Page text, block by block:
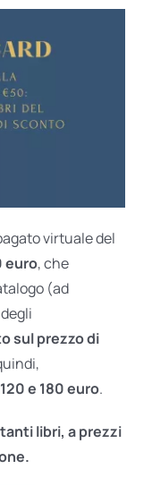
virtuale del
euro, che
(ad
sul prezzo di
e 180 euro.
tanti libri, a prezzi